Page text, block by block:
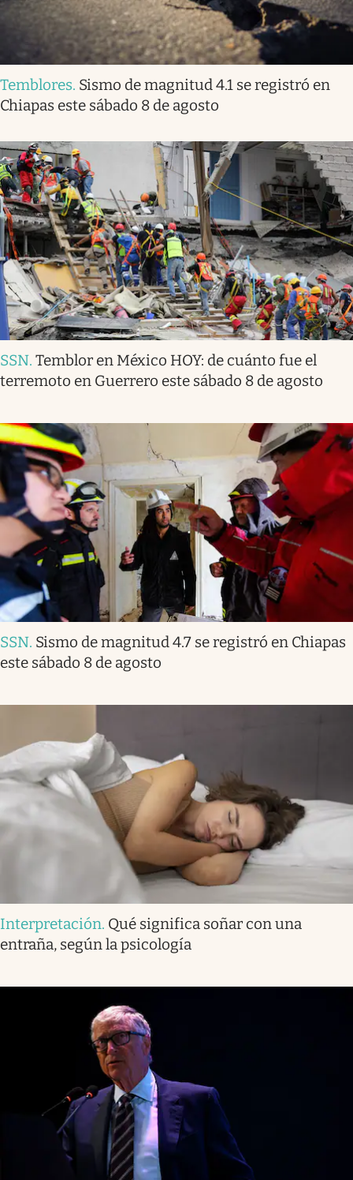
Temblores. Sismo de magnitud 4.1 se registró en
Chiapas este sábado 8 de agosto
SSN. Temblor en México HOY: de cuánto fue el
terremoto en Guerrero este sábado 8 de agosto
SSN. Sismo de magnitud 4.7 se registró en Chiapas
este sábado 8 de agosto
Interpretación. Qué significa soñar con una
entraña, según la psicología